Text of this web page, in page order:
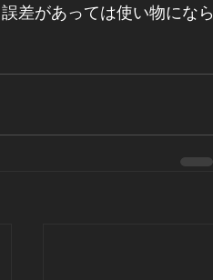
差があっては使い物になら